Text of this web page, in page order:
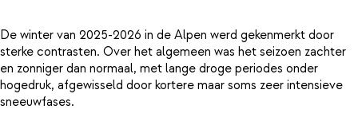
De winter van 2025-2026 in de Alpen werd gekenmerkt door
sterke contrasten. Over het algemeen was het seizoen zachter
en zonniger dan normaal, met lange droge periodes onder
hogedruk, afgewisseld door kortere maar soms zeer intensieve
sneeuwfases.